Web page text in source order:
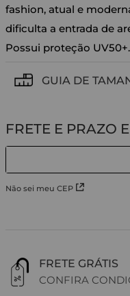
fashion, atual e
dificulta a entrada de
Possui proteção UV50+.
GUIA DE
Não sei meu CEP
FRETE GRÁTIS
CONFIRA